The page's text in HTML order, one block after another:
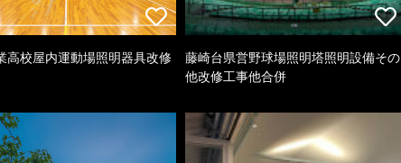
高校屋内運動場照明器具改修
藤崎台県営野球場照明塔照明設備その
他改修工事他合併